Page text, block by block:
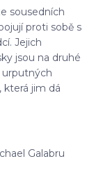
sousedních
proti sobě s
Jejich
jsou na druhé
urputných
která jim dá
Galabru